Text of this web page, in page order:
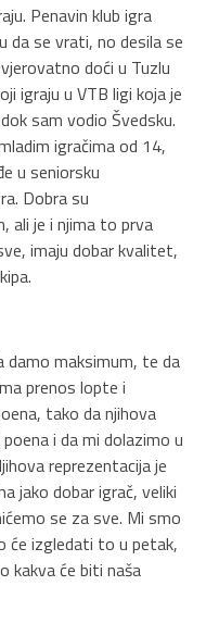
Penavin klub igra
da se vrati, no desila se
doći u Tuzlu
igraju u VTB ligi koja je
sam vodio Švedsku.
igračima od 14,
u seniorsku
Dobra su
ali je i njima to prva
imaju dobar kvalitet,
damo maksimum, te da
prenos lopte i
tako da njihova
i da mi dolazimo u
reprezentacija je
jako dobar igrač, veliki
se za sve. Mi smo
će izgledati to u petak,
kakva će biti naša